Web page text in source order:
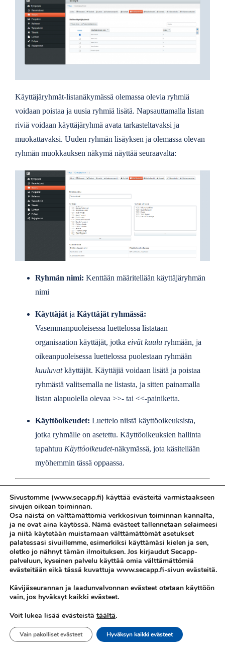
Käyttäjäryhmät-listanäkymässä olemassa olevia ryhmiä
voidaan poistaa ja uusia ryhmiä lisätä. Napsauttamalla listan
riviä voidaan käyttäjäryhmä avata tarkasteltavaksi ja
muokattavaksi. Uuden ryhmän lisäyksen ja olemassa olevan
ryhmän muokkauksen näkymä näyttää seuraavalta:
Ryhmän nimi: Kenttään määritellään käyttäjäryhmän
nimi
Käyttäjät ja Käyttäjät ryhmässä:
Vasemmanpuoleisessa luettelossa listataan
organisaation käyttäjät, jotka eivät kuuluryhmään, ja
oikeanpuoleisessa luettelossa puolestaan ryhmään
kuuluvatkäyttäjät. Käyttäjiä voidaan lisätä ja poistaa
ryhmästä valitsemalla ne listasta, ja sitten painamalla
listan alapuolella olevaa >>- tai <<-painiketta.
Käyttöoikeudet: Luettelo niistä käyttöoikeuksista,
jotka ryhmälle on asetettu. Käyttöoikeuksien hallinta
tapahtuu Käyttöoikeudet-näkymässä, jota käsitellään
myöhemmin tässä oppaassa.
Käyttöoikeudet
Käyttöoikeudet -näkymän kautta voidaan määrittää tavallisille
käyttäjille tai käyttäjäryhmille eritasoisia oikeuksia kohteisiin,
voidaan tarkastella olemassa olevia oikeuksia, poistaa valitut
Sivustomme (www.secapp.fi) käyttää evästeitä varmistaakseen
sivujen oikean toiminnan.
Osa näistä on välttämättömiä verkkosivun toiminnan kannalta,
ja ne ovat aina käytössä. Nämä evästeet tallennetaan selaimeesi
ja niitä käytetään muistamaan välttämättömät asetukset
palatessasi sivuillemme, esimerkiksi käyttämäsi kielen ja sen,
oletko jo nähnyt tämän ilmoituksen. Jos kirjaudut Secapp-
palveluun, kyseinen palvelu käyttää omia välttämättömiä
evästeitään eikä tässä kuvattuja www.secapp.fi-sivun evästeitä.
Kävijäseurannan ja laadunvalvonnan evästeet otetaan käyttöön
vain, jos hyväksyt kaikki evästeet.
Voit lukea lisää evästeistä täältä.
Hyväksyn kaikki evästeet
Vain pakolliset evästeet